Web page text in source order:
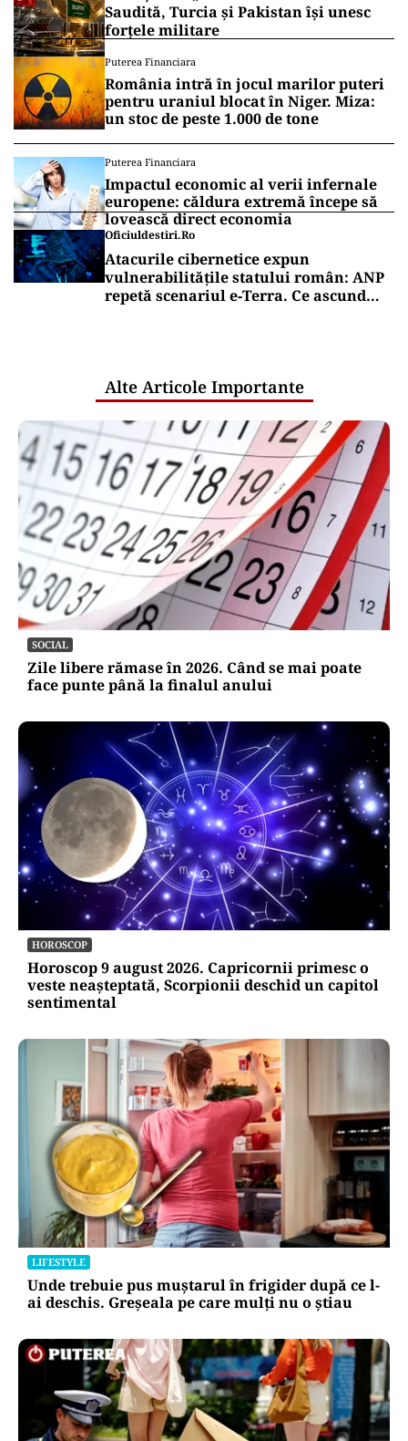
Saudită, Turcia și Pakistan își unesc
forțele militare
Puterea Financiara
România intră în jocul marilor puteri
pentru uraniul blocat în Niger. Miza:
un stoc de peste 1.000 de tone
Puterea Financiara
Impactul economic al verii infernale
europene: căldura extremă începe să
lovească direct economia
Oficiuldestiri.ro
Atacurile cibernetice expun
vulnerabilitățile statului român: ANP
repetă scenariul e‑Terra. Ce ascund
Alte Articole Importante
SOCIAL
Zile libere rămase în 2026. Când se mai poate
face punte până la finalul anului
HOROSCOP
Horoscop 9 august 2026. Capricornii primesc o
veste neașteptată, Scorpionii deschid un capitol
sentimental
LIFESTYLE
Unde trebuie pus muștarul în frigider după ce l-
ai deschis. Greșeala pe care mulți nu o știau